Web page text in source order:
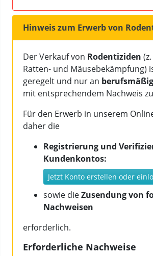
Hinweis zum Erwerb von
Der Verkauf von Rodentiziden
Ratten- und Mäusebekämpfung)
geregelt und nur an
mit entsprechendem Nachweis
Für den Erwerb in unserem
daher die
Registrierung und
Kundenkontos:
Jetzt Konto erstellen oder
sowie dieZusendung von
Nachweisen
erforderlich.
Erforderliche Nachweise